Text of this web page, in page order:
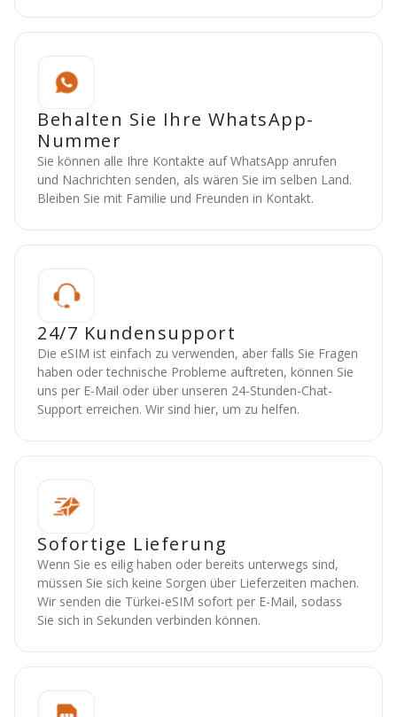
Behalten Sie Ihre WhatsApp-
Nummer
Sie können alle Ihre Kontakte auf WhatsApp anrufen
und Nachrichten senden, als wären Sie im selben Land.
Bleiben Sie mit Familie und Freunden in Kontakt.
24/7 Kundensupport
Die eSIM ist einfach zu verwenden, aber falls Sie Fragen
haben oder technische Probleme auftreten, können Sie
uns per E-Mail oder über unseren 24-Stunden-Chat-
Support erreichen. Wir sind hier, um zu helfen.
Sofortige Lieferung
Wenn Sie es eilig haben oder bereits unterwegs sind,
müssen Sie sich keine Sorgen über Lieferzeiten machen.
Wir senden die Türkei-eSIM sofort per E-Mail, sodass
Sie sich in Sekunden verbinden können.